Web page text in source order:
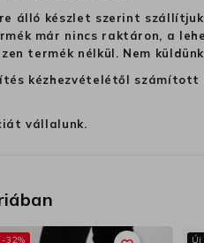
álló készlet szerint
már nincs raktáron, a
termék nélkül. Nem
kézhezvételétől számított
vállalunk.
-32% Új